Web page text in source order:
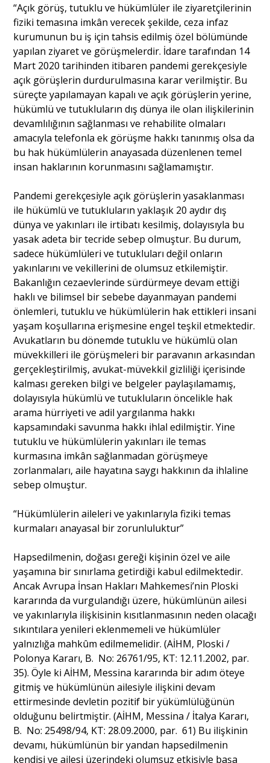
Yazarlar
Eğitim
Dosya Haber
Ankara Analiz
“Açık görüş, tutuklu ve hükümlüler ile ziyaretçilerinin
fiziki temasına imkân verecek şekilde, ceza infaz
kurumunun bu iş için tahsis edilmiş özel bölümünde
yapılan ziyaret ve görüşmelerdir. İdare tarafından 14
Mart 2020 tarihinden itibaren pandemi gerekçesiyle
açık görüşlerin durdurulmasına karar verilmiştir. Bu
süreçte yapılamayan kapalı ve açık görüşlerin yerine,
hükümlü ve tutukluların dış dünya ile olan ilişkilerinin
devamlılığının sağlanması ve rehabilite olmaları
amacıyla telefonla ek görüşme hakkı tanınmış olsa da
bu hak hükümlülerin anayasada düzenlenen temel
insan haklarının korunmasını sağlamamıştır.
Pandemi gerekçesiyle açık görüşlerin yasaklanması
ile hükümlü ve tutukluların yaklaşık 20 aydır dış
dünya ve yakınları ile irtibatı kesilmiş, dolayısıyla bu
yasak adeta bir tecride sebep olmuştur. Bu durum,
sadece hükümlüleri ve tutukluları değil onların
yakınlarını ve vekillerini de olumsuz etkilemiştir.
Bakanlığın cezaevlerinde sürdürmeye devam ettiği
haklı ve bilimsel bir sebebe dayanmayan pandemi
önlemleri, tutuklu ve hükümlülerin hak ettikleri insani
yaşam koşullarına erişmesine engel teşkil etmektedir.
Avukatların bu dönemde tutuklu ve hükümlü olan
müvekkilleri ile görüşmeleri bir paravanın arkasından
gerçekleştirilmiş, avukat-müvekkil gizliliği içerisinde
kalması gereken bilgi ve belgeler paylaşılamamış,
dolayısıyla hükümlü ve tutukluların öncelikle hak
arama hürriyeti ve adil yargılanma hakkı
kapsamındaki savunma hakkı ihlal edilmiştir. Yine
tutuklu ve hükümlülerin yakınları ile temas
kurmasına imkân sağlanmadan görüşmeye
zorlanmaları, aile hayatına saygı hakkının da ihlaline
sebep olmuştur.
“Hükümlülerin aileleri ve yakınlarıyla fiziki temas
kurmaları anayasal bir zorunluluktur”
Hapsedilmenin, doğası gereği kişinin özel ve aile
yaşamına bir sınırlama getirdiği kabul edilmektedir.
Ancak Avrupa İnsan Hakları Mahkemesi’nin Ploski
kararında da vurgulandığı üzere, hükümlünün ailesi
ve yakınlarıyla ilişkisinin kısıtlanmasının neden olacağı
sıkıntılara yenileri eklenmemeli ve hükümlüler
yalnızlığa mahkûm edilmemelidir. (AİHM, Ploski /
Polonya Kararı, B. No: 26761/95, KT: 12.11.2002, par.
35). Öyle ki AİHM, Messina kararında bir adım öteye
gitmiş ve hükümlünün ailesiyle ilişkini devam
ettirmesinde devletin pozitif bir yükümlülüğünün
olduğunu belirtmiştir. (AİHM, Messina / İtalya Kararı,
B. No: 25498/94, KT: 28.09.2000, par. 61) Bu ilişkinin
devamı, hükümlünün bir yandan hapsedilmenin
kendisi ve ailesi üzerindeki olumsuz etkisiyle başa